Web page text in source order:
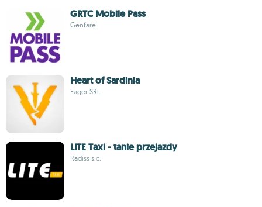
GRTC Mobile Pass
Genfare
Heart of Sardinia
Eager SRL
LITE Taxi - tanie przejazdy
Radiss s.c.